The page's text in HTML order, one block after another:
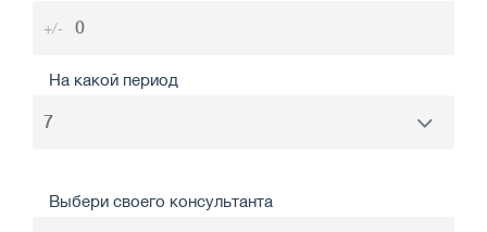
+/-
На какой период
Выбери своего консультанта